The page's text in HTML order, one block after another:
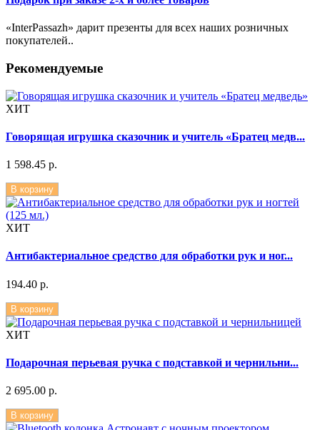
«InterPassazh» дарит презенты для всех наших розничных
покупателей..
Рекомендуемые
ХИТ
Говорящая игрушка сказочник и учитель «Братец медв...
1 598.45 р.
В корзину
ХИТ
Антибактериальное средство для обработки рук и ног...
194.40 р.
В корзину
ХИТ
Подарочная перьевая ручка с подставкой и чернильни...
2 695.00 р.
В корзину